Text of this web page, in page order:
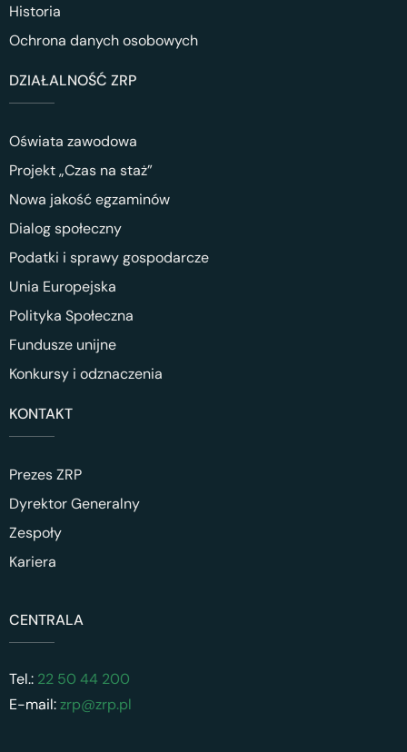
Historia
Ochrona danych osobowych
DZIAŁALNOŚĆ ZRP
Oświata zawodowa
Projekt „Czas na staż”
Nowa jakość egzaminów
Dialog społeczny
Podatki i sprawy gospodarcze
Unia Europejska
Polityka Społeczna
Fundusze unijne
Konkursy i odznaczenia
KONTAKT
Prezes ZRP
Dyrektor Generalny
Zespoły
Kariera
CENTRALA
Tel.: 22 50 44 200
E-mail:zrp@zrp.pl